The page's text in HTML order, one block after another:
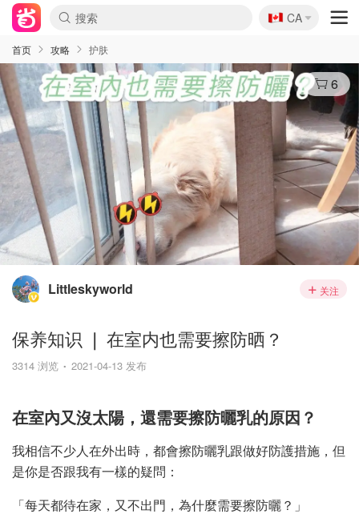
🇨🇦
CA
首页 攻略 护肤
6
Littleskyworld 关注
保养知识 ❘ 在室内也需要擦防晒？
3314 浏览 2021-04-13 发布
在室內又沒太陽，還需要擦防曬乳的原因？
我相信不少人在外出時，都會擦防曬乳跟做好防護措施，但
是你是否跟我有一樣的疑問：
「每天都待在家，又不出門，為什麼需要擦防曬？」